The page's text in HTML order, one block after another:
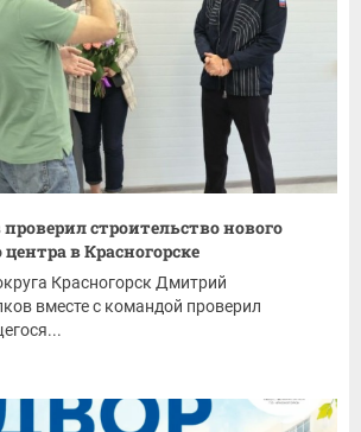
строительство нового
в Красногорске
Красногорск Дмитрий
вместе с командой проверил